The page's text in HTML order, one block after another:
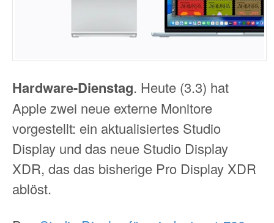
Hardware-Dienstag. Heute (3.3) hat
Apple zwei neue externe Monitore
vorgestellt: ein aktualisiertes Studio
Display und das neue Studio Display
XDR, das das bisherige Pro Display XDR
ablöst.